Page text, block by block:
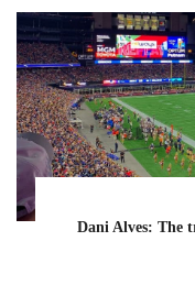
Dani Alves: The